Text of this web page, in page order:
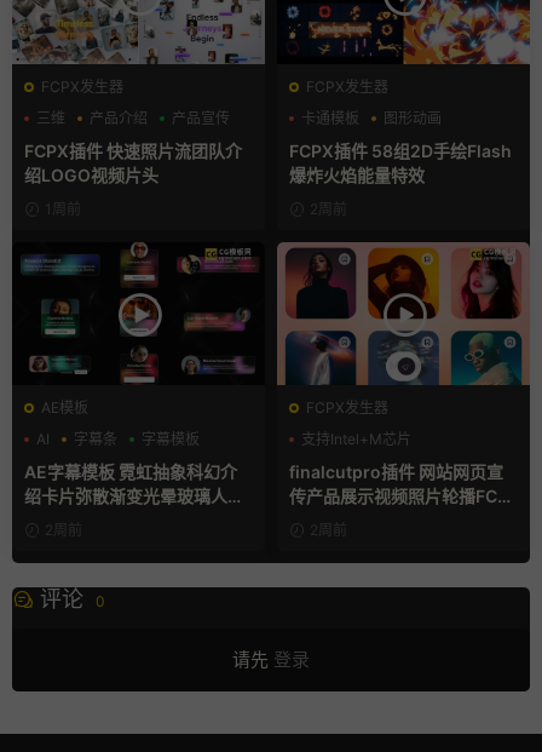
FCPX发生器
三维
产品介绍 产品宣传
FCPX插件 快速照片流团队介
绍LOGO视频片头
1周前
FCPX发生器
卡通模板
图形动画
手绘风
FCPX插件 58组2D手绘Flash
爆炸火焰能量特效
2周前
AE模板
AI
字幕条 字幕模板
AE字幕模板 霓虹抽象科幻介
绍卡片弥散渐变光晕玻璃人名
2周前
FCPX发生器
支持Intel+M芯片
finalcutpro插件 网站网页宣
传产品展示视频照片轮播FCP
X插件2周前
评论 0
请先 登录